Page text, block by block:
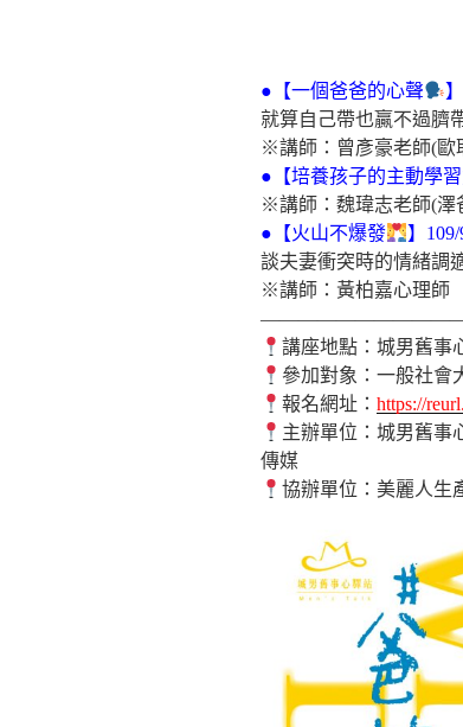
●【一個爸爸的心聲
就算自己帶也贏不過臍
※講師：曾彥豪老師(歐
●【培養孩子的主動學
※講師：魏瑋志老師(澤
●【火山不爆發
】
談夫妻衝突時的情緒調
※講師：黃柏嘉心理師
講座地點：城男舊事
參加對象：一般社會
報名網址：https://
主辦單位：城男舊事
傳媒
協辦單位：美麗人生